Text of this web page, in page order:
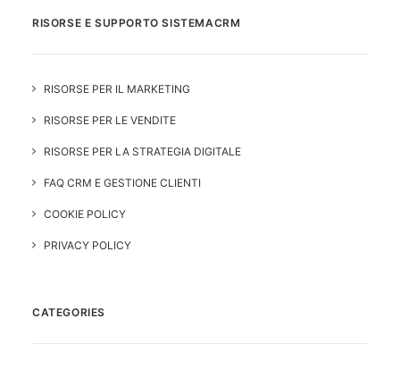
RISORSE E SUPPORTO SISTEMACRM
RISORSE PER IL MARKETING
RISORSE PER LE VENDITE
RISORSE PER LA STRATEGIA DIGITALE
FAQ CRM E GESTIONE CLIENTI
COOKIE POLICY
PRIVACY POLICY
CATEGORIES